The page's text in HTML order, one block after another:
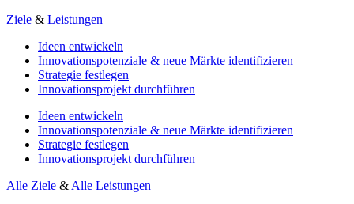
Ziele & Leistungen
Ideen entwickeln
Innovationspotenziale & neue Märkte identifizieren
Strategie festlegen
Innovationsprojekt durchführen
Ideen entwickeln
Innovationspotenziale & neue Märkte identifizieren
Strategie festlegen
Innovationsprojekt durchführen
Alle Ziele & Alle Leistungen